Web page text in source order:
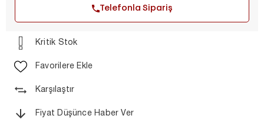
Telefonla Sipariş
Kritik Stok
Favorilere Ekle
Karşılaştır
Fiyat Düşünce Haber Ver